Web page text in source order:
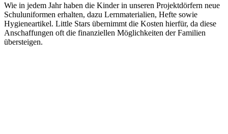
Wie in jedem Jahr haben die Kinder in unseren Projektdörfern neue
Schuluniformen erhalten, dazu Lernmaterialien, Hefte sowie
Hygieneartikel. Little Stars übernimmt die Kosten hierfür, da diese
Anschaffungen oft die finanziellen Möglichkeiten der Familien
übersteigen.